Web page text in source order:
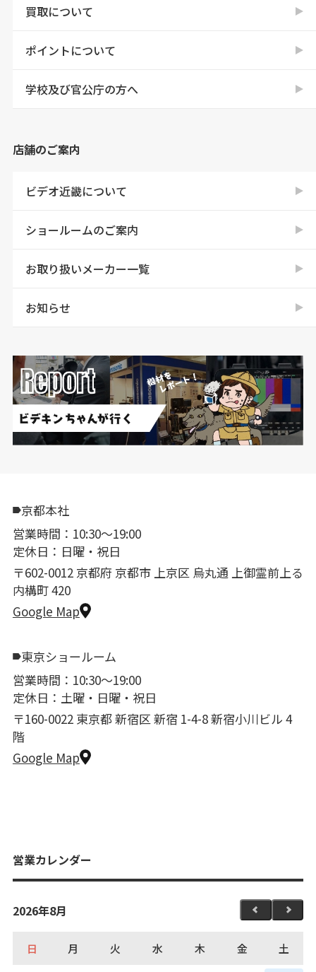
買取について
ポイントについて
学校及び官公庁の方へ
店舗のご案内
ビデオ近畿について
ショールームのご案内
お取り扱いメーカー一覧
お知らせ
京都本社
営業時間：10:30〜19:00
定休日：日曜・祝日
〒602-0012 京都府 京都市 上京区 烏丸通 上御霊前上る
内構町 420
Google Map
東京ショールーム
営業時間：10:30〜19:00
定休日：土曜・日曜・祝日
〒160-0022 東京都 新宿区 新宿 1-4-8 新宿小川ビル 4
階
Google Map
営業カレンダー
2026年8月
日 月 火 水 木 金 土